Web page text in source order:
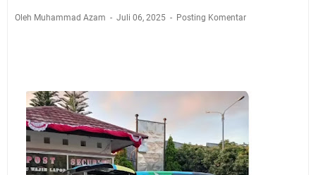
Jadwal Salat Wilayah Kuningan Jumat 7 Agustus 2026
Polres Kuningan dan PAM Tirta Kamuning Salurakan
Uniku Jadi Tuan Rumah Pendampingan Penyusunan
Dokumen SPMI
Sudahkah Kita Merdeka Dari Hawa Nafsu?
Oleh Muhammad Azam Juli 06, 2025 Posting Komentar